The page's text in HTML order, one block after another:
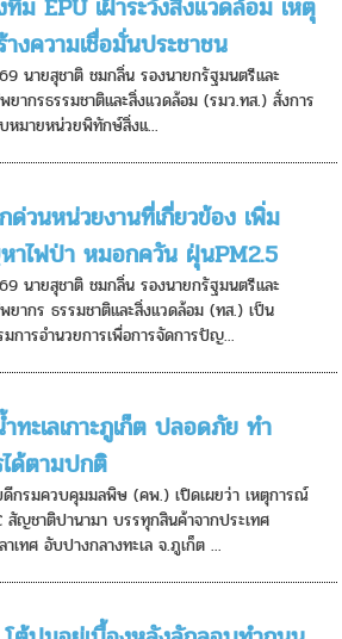
ม EPU เฝ้าระวังสิ่งแวดล้อม เหตุ
างความเชื่อมั่นประชาชน
นายสุชาติ ชมกลิ่น รองนายกรัฐมนตรีและ
ยากรธรรมชาติและสิ่งแวดล้อม (รมว.ทส.) สั่งการ
มายหน่วยพิทักษ์สิ่งแ...
วนหน่วยงานที่เกี่ยวข้อง เพิ่ม
าไฟป่า หมอกควัน ฝุ่นPM2.5
นายสุชาติ ชมกลิ่น รองนายกรัฐมนตรีและ
ยากร ธรรมชาติและสิ่งแวดล้อม (ทส.) เป็น
การอำนวยการเพื่อการจัดการปัญ...
ะเลเกาะภูเก็ต ปลอดภัย ทำ
ด้ตามปกติ
กรมควบคุมมลพิษ (คพ.) เปิดเผยว่า เหตุการณ์
สัญชาติปานามา บรรทุกสินค้าจากประเทศ
เทศ อับปางกลางทะเล จ.ภูเก็ต ...